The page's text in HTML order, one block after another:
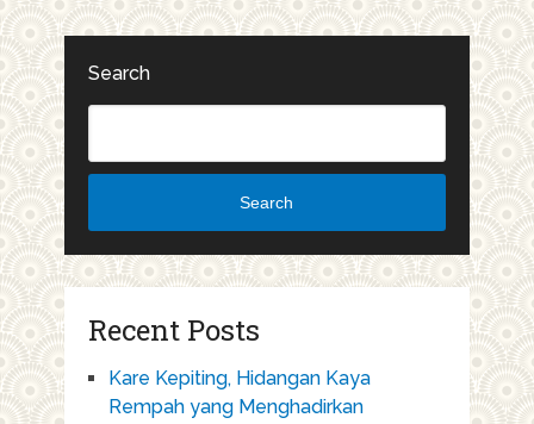
Search
Search
Recent Posts
Kare Kepiting, Hidangan Kaya
Rempah yang Menghadirkan